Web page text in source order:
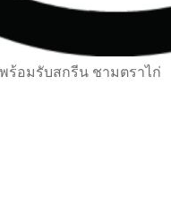
ร้อมรับสกรีน ชามตราไก่